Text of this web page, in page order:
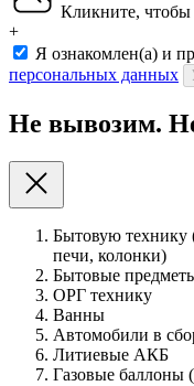
Кликните, чтобы
+
Я ознакомлен(а) и
персональных данных
Не вывозим.
Бытовую технику
печи, колонки)
Бытовые
ОРГ технику
Ванны
Автомобили в
Литиевые АКБ
Газовые баллоны